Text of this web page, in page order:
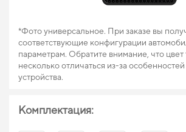
*Фото универсальное. При заказе вы
соответствующие конфигурации
параметрам. Обратите внимание, что
несколько отличаться из-за
устройства.
Комплектация: